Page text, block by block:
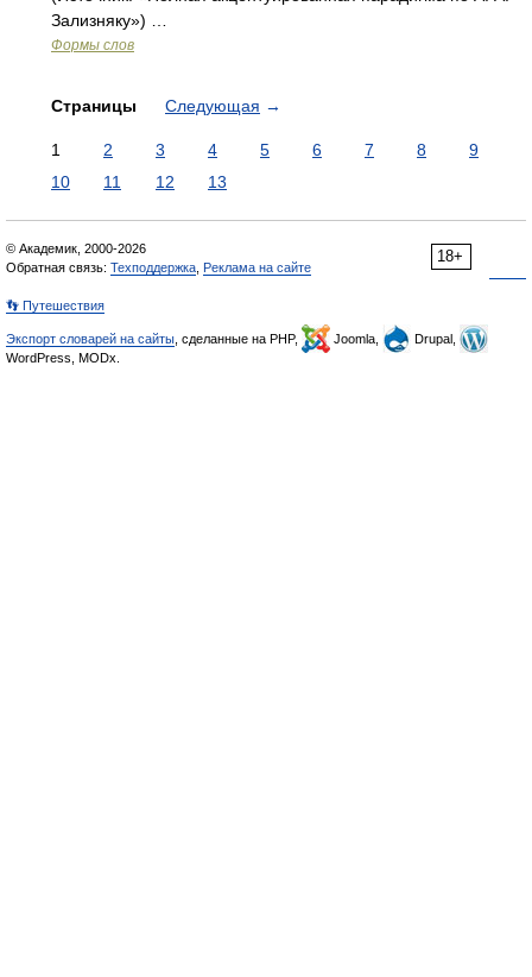
Зализняку») …
Формы слов
Страницы Следующая →
1 2 3 4 5 6 7 8
9
10
11 12 13
18+
© Академик, 2000-2026
Обратная связь: Техподдержка Реклама на сайте
👣 Путешествия
Экспорт словарей на сайты , сделанные на PHP, Joomla,
Drupal,
WordPress, MODx.